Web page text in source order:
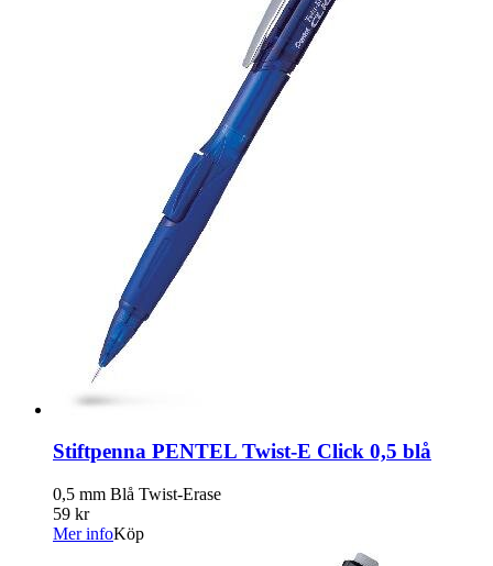
Stiftpenna PENTEL Twist-E Click 0,5 blå
0,5 mm Blå Twist-Erase
59 kr
Mer infoKöp